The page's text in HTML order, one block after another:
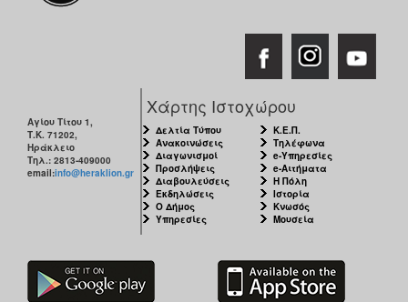
Αγίου Τίτου 1,
Τ.Κ. 71202,
Ηράκλειο
Τηλ.: 2813-409000
email:info@heraklion.gr
Χάρτης Ιστοχώρου
Δελτία Τύπου
Ανακοινώσεις
Διαγωνισμοί
Προσλήψεις
Διαβουλεύσεις
Εκδηλώσεις
Ο Δήμος
Υπηρεσίες
Κ.Ε.Π.
Τηλέφωνα
e-Υπηρεσίες
e-Αιτήματα
Η Πόλη
Ιστορία
Κνωσός
Μουσεία